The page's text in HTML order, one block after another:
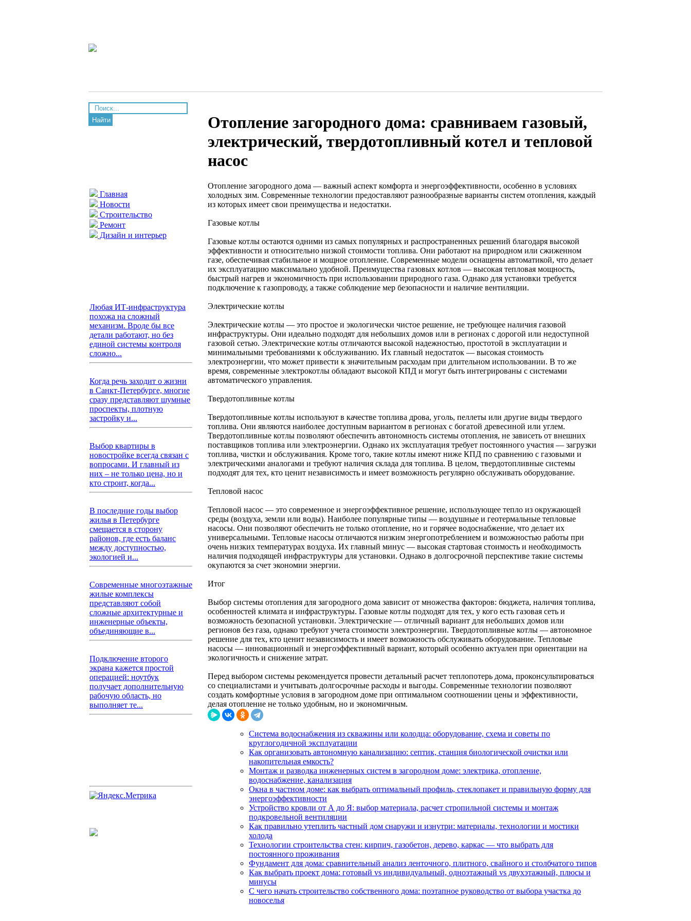
Найти
Главная
Новости
Строительство
Ремонт
Дизайн и интерьер
Любая ИТ-инфраструктура
похожа на сложный
механизм. Вроде бы все
детали работают, но без
единой системы контроля
сложно...
Когда речь заходит о жизни
в Санкт-Петербурге, многие
сразу представляют шумные
проспекты, плотную
застройку и...
Выбор квартиры в
новостройке всегда связан с
вопросами. И главный из
них – не только цена, но и
кто строит, когда...
В последние годы выбор
жилья в Петербурге
смещается в сторону
районов, где есть баланс
между доступностью,
экологией и...
Современные многоэтажные
жилые комплексы
представляют собой
сложные архитектурные и
инженерные объекты,
объединяющие в...
Подключение второго
экрана кажется простой
операцией: ноутбук
получает дополнительную
рабочую область, но
выполняет те...
Отопление загородного дома: сравниваем газовый,
электрический, твердотопливный котел и тепловой
насос
Отопление загородного дома — важный аспект комфорта и энергоэффективности, особенно в условиях
холодных зим. Современные технологии предоставляют разнообразные варианты систем отопления, каждый
из которых имеет свои преимущества и недостатки.
Газовые котлы
Газовые котлы остаются одними из самых популярных и распространенных решений благодаря высокой
эффективности и относительно низкой стоимости топлива. Они работают на природном или сжиженном
газе, обеспечивая стабильное и мощное отопление. Современные модели оснащены автоматикой, что делает
их эксплуатацию максимально удобной. Преимущества газовых котлов — высокая тепловая мощность,
быстрый нагрев и экономичность при использовании природного газа. Однако для установки требуется
подключение к газопроводу, а также соблюдение мер безопасности и наличие вентиляции.
Электрические котлы
Электрические котлы — это простое и экологически чистое решение, не требующее наличия газовой
инфраструктуры. Они идеально подходят для небольших домов или в регионах с дорогой или недоступной
газовой сетью. Электрические котлы отличаются высокой надежностью, простотой в эксплуатации и
минимальными требованиями к обслуживанию. Их главный недостаток — высокая стоимость
электроэнергии, что может привести к значительным расходам при длительном использовании. В то же
время, современные электрокотлы обладают высокой КПД и могут быть интегрированы с системами
автоматического управления.
Твердотопливные котлы
Твердотопливные котлы используют в качестве топлива дрова, уголь, пеллеты или другие виды твердого
топлива. Они являются наиболее доступным вариантом в регионах с богатой древесиной или углем.
Твердотопливные котлы позволяют обеспечить автономность системы отопления, не зависеть от внешних
поставщиков топлива или электроэнергии. Однако их эксплуатация требует постоянного участия — загрузки
топлива, чистки и обслуживания. Кроме того, такие котлы имеют ниже КПД по сравнению с газовыми и
электрическими аналогами и требуют наличия склада для топлива. В целом, твердотопливные системы
подходят для тех, кто ценит независимость и имеет возможность регулярно обслуживать оборудование.
Тепловой насос
Тепловой насос — это современное и энергоэффективное решение, использующее тепло из окружающей
среды (воздуха, земли или воды). Наиболее популярные типы — воздушные и геотермальные тепловые
насосы. Они позволяют обеспечить не только отопление, но и горячее водоснабжение, что делает их
универсальными. Тепловые насосы отличаются низким энергопотреблением и возможностью работы при
очень низких температурах воздуха. Их главный минус — высокая стартовая стоимость и необходимость
наличия подходящей инфраструктуры для установки. Однако в долгосрочной перспективе такие системы
окупаются за счет экономии энергии.
Итог
Выбор системы отопления для загородного дома зависит от множества факторов: бюджета, наличия топлива,
особенностей климата и инфраструктуры. Газовые котлы подходят для тех, у кого есть газовая сеть и
возможность безопасной установки. Электрические — отличный вариант для небольших домов или
регионов без газа, однако требуют учета стоимости электроэнергии. Твердотопливные котлы — автономное
решение для тех, кто ценит независимость и имеет возможность обслуживать оборудование. Тепловые
насосы — инновационный и энергоэффективный вариант, который особенно актуален при ориентации на
экологичность и снижение затрат.
Перед выбором системы рекомендуется провести детальный расчет теплопотерь дома, проконсультироваться
со специалистами и учитывать долгосрочные расходы и выгоды. Современные технологии позволяют
создать комфортные условия в загородном доме при оптимальном соотношении цены и эффективности,
делая отопление не только удобным, но и экономичным.
Система водоснабжения из скважины или колодца: оборудование, схема и советы по
круглогодичной эксплуатации
Как организовать автономную канализацию: септик, станция биологической очистки или
накопительная емкость?
Монтаж и разводка инженерных систем в загородном доме: электрика, отопление,
водоснабжение, канализация
Окна в частном доме: как выбрать оптимальный профиль, стеклопакет и правильную форму для
энергоэффективности
Устройство кровли от А до Я: выбор материала, расчет стропильной системы и монтаж
подкровельной вентиляции
Как правильно утеплить частный дом снаружи и изнутри: материалы, технологии и мостики
холода
Технологии строительства стен: кирпич, газобетон, дерево, каркас — что выбрать для
постоянного проживания
Фундамент для дома: сравнительный анализ ленточного, плитного, свайного и столбчатого типов
Как выбрать проект дома: готовый vs индивидуальный, одноэтажный vs двухэтажный, плюсы и
минусы
С чего начать строительство собственного дома: поэтапное руководство от выбора участка до
новоселья